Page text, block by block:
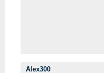
Alex300